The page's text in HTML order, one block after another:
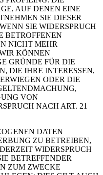
AUF DENEN EINE
SIE DIESER
SIE WIDERSPRUCH
BETROFFENEN
NICHT MEHR
KÖNNEN
GRÜNDE FÜR DIE
DIE IHRE INTERESSEN,
ODER DIE
VON
NACH ART. 21
DATEN
ZU BETREIBEN,
WIDERSPRUCH
BETREFFENDER
ZUM ZWECKE